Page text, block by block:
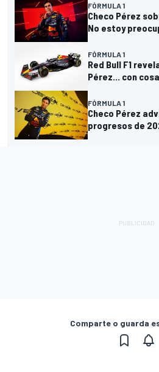
FÓRMULA 1
Checo Pérez
No estoy
FÓRMULA 1
Red Bull F1
Pérez... con
FÓRMULA 1
Checo Pérez
progresos de
Comparte o guarda